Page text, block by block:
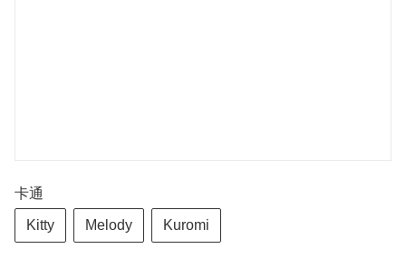
卡通
Kitty Melody Kuromi